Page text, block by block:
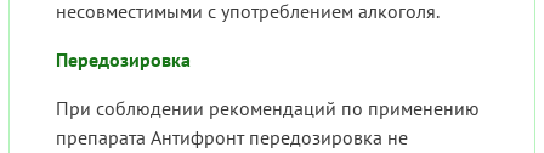
несовместимыми с употреблением алкоголя.
Передозировка
При соблюдении рекомендаций по применению
препарата Антифронт передозировка не